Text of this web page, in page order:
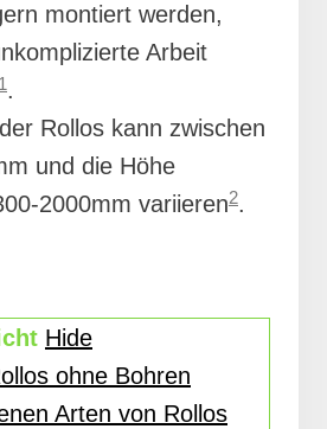
montiert werden,
Arbeit
1.
Rollos kann zwischen
und die Höhe
2000mm variieren2.
Hide
ohne Bohren
Arten von Rollos